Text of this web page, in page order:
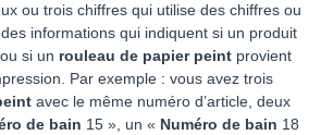
ou trois chiffres qui utilise des chiffres ou
informations qui indiquent si un produit
si un rouleau de papier peint provient
Par exemple : vous avez trois
avec le même numéro d’article, deux
de bain 15 », un « Numéro de bain 18